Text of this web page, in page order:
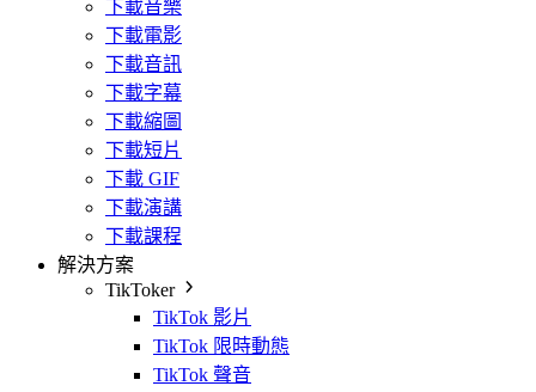
下載音樂
下載電影
下載音訊
下載字幕
下載縮圖
下載短片
下載 GIF
下載演講
下載課程
解決方案
TikToker
TikTok 影片
TikTok 限時動態
TikTok 聲音